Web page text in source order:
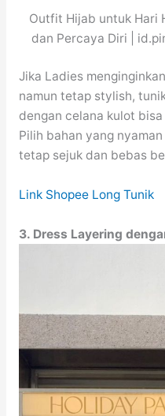
Outfit Hijab untuk Hari
dan Percaya Diri |
Jika Ladies
namun tetap stylish,
dengan celana kulot
Pilih bahan yang
tetap sejuk dan bebas
Link Shopee Long Tunik
3. Dress Layering